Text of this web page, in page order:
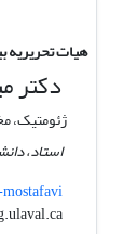
هیات تحریریه
دکتر
ژئومتیک،
استاد،
scg